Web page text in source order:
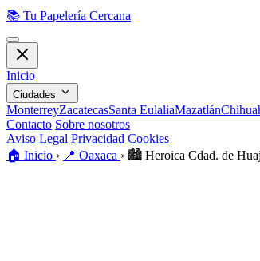
📚 Tu Papelería Cercana
Inicio
Ciudades
MonterreyZacatecasSanta EulaliaMazatlán
Contacto Sobre nosotros
Aviso Legal Privacidad Cookies
🏠 Inicio › 📍 Oaxaca › 🏙️ Heroica Cdad. de